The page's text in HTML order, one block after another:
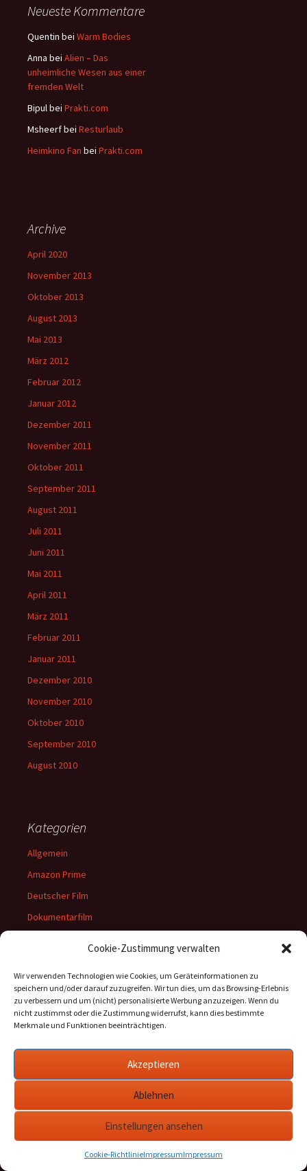
Cookie-Zustimmung verwalten
Wir verwenden Technologien wie Cookies, um Geräteinformationen zu
speichern und/oder darauf zuzugreifen. Wir tun dies, um das Browsing-Erlebnis
zu verbessern und um (nicht) personalisierte Werbung anzuzeigen. Wenn du
nicht zustimmst oder die Zustimmung widerrufst, kann dies bestimmte
Merkmale und Funktionen beeinträchtigen.
Akzeptieren
Ablehnen
Einstellungen ansehen
Cookie-RichtlinieImpressumImpressum
Neueste Kommentare
Quentin bei Warm Bodies
Anna bei Alien – Das
unheimliche Wesen aus einer
fremden Welt
Bipulbei Prakti.com
Msheerfbei Resturlaub
Heimkino Fan bei Prakti.com
Archive
April 2020
November 2013
Oktober 2013
August 2013
Mai 2013
März 2012
Februar 2012
Januar 2012
Dezember 2011
November 2011
Oktober 2011
September 2011
August 2011
Juli 2011
Juni 2011
Mai 2011
April 2011
März 2011
Februar 2011
Januar 2011
Dezember 2010
November 2010
Oktober 2010
September 2010
August 2010
Kategorien
Allgemein
Amazon Prime
Deutscher Film
Dokumentarfilm
Marketing
Netflix
Preview